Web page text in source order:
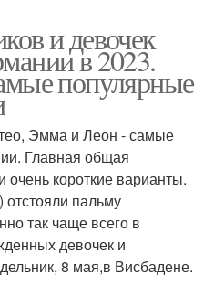
и девочек
в 2023.
популярные
Эмма и Леон - самые
Главная общая
очень короткие варианты.
пальму
так чаще всего в
девочек и
8 мая,в Висбадене.